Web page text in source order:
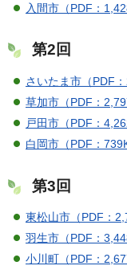
入間市（PDF：
第2回
さいたま市（PDF：
草加市（PDF：
戸田市（PDF：
白岡市（PDF：
第3回
東松山市（PDF：
羽生市（PDF：
小川町（PDF：